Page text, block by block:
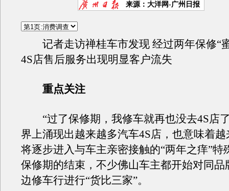
来源：大洋网-广州日报
记者走访禅桂车市发现 经过两年保修“
4S店售后服务出现明显客户流失
重点关注
“过了保修期，我修车就再也没去4S店
界上涌现出越来越多汽车4S店，也意味着越
将逐步进入与车主亲密接触的“两年之痒”特
保修期的结束，不少佛山车主都开始对同品
边修车行进行“货比三家”。